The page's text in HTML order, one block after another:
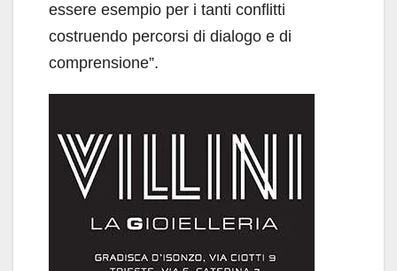
essere esempio per i tanti conflitti
costruendo percorsi di dialogo e di
comprensione”.